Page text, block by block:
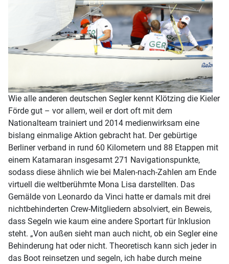
Wie alle anderen deutschen Segler kennt Klötzing die Kieler
Förde gut – vor allem, weil er dort oft mit dem
Nationalteam trainiert und 2014 medienwirksam eine
bislang einmalige Aktion gebracht hat. Der gebürtige
Berliner verband in rund 60 Kilometern und 88 Etappen mit
einem Katamaran insgesamt 271 Navigationspunkte,
sodass diese ähnlich wie bei Malen-nach-Zahlen am Ende
virtuell die weltberühmte Mona Lisa darstellten. Das
Gemälde von Leonardo da Vinci hatte er damals mit drei
nichtbehinderten Crew-Mitgliedern absolviert, ein Beweis,
dass Segeln wie kaum eine andere Sportart für Inklusion
steht. „Von außen sieht man auch nicht, ob ein Segler eine
Behinderung hat oder nicht. Theoretisch kann sich jeder in
das Boot reinsetzen und segeln, ich habe durch meine